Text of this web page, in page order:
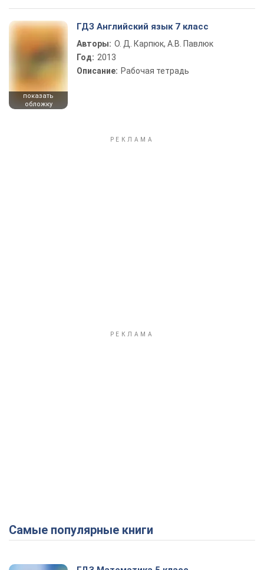
показать
обложку
ГДЗ Английский язык 7 класс
Авторы: О. Д. Карпюк, А.В. Павлюк
Год: 2013
Описание: Рабочая тетрадь
Самые популярные книги